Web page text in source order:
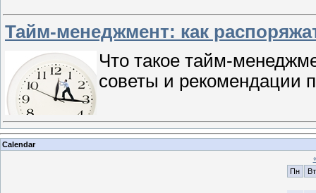
Тайм-менеджмент: как
Что такое тайм-
советы и рекомендации
Calendar
Пн
Вт